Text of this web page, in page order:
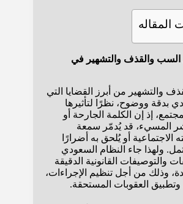
المقاله
والقذف والتشهير في
والتشهير من أبرز القضايا التي
بدقة ووضوح، نظرًا لتأثيرها
إذ إن الكلمة الجارحة أو
المسيء، قد يُدمّر سمعة
أو يُلحق به أضرارًا
ولهذا جاء النظام السعودي
والتوصيفات القانونية الدقيقة
وذلك من أجل تنظيم الإجراءات،
وتطبيق العقوبات المستحقة.